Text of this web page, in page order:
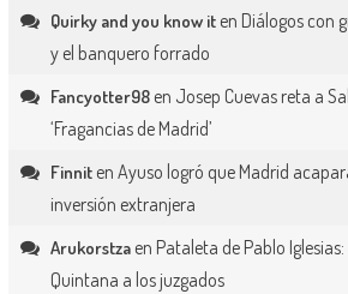
Quirky and you know iten Diálogos con
y el banquero forrado
Fancyotter98en Josep Cuevas reta a
‘Fragancias de Madrid’
Finniten Ayuso logró que Madrid
inversión extranjera
Arukorstzaen Pataleta de Pablo
Quintana a los juzgados